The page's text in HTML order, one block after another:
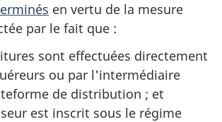
en vertu de la mesure
par le fait que :
sont effectuées directement
ou par l'intermédiaire
de distribution ; et
est inscrit sous le régime